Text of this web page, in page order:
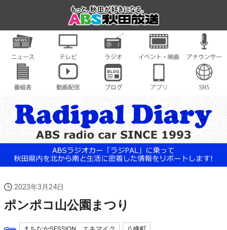
2023年3月24日
ポンポコ山公園まつり